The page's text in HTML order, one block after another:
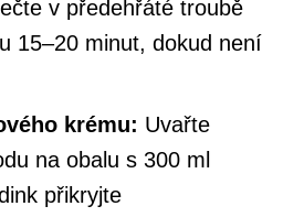
v předehřáté troubě
15–20 minut, dokud není
krému: Uvařte
na obalu s 300 ml
přikryjte